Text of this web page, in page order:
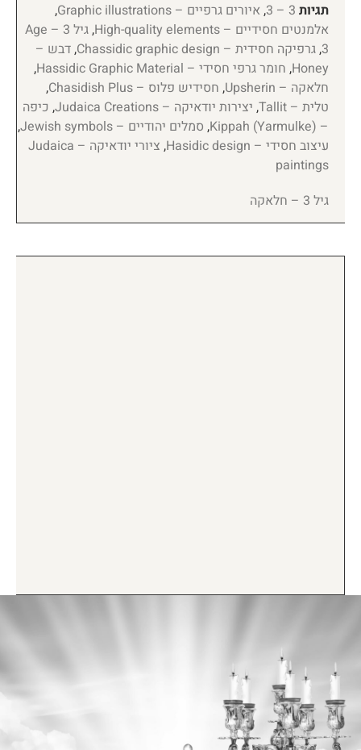
תגיות 3 – 3
, איורים גרפיים – Graphic illustrations
,
אלמנטים חסידיים – High-quality elements
,
גיל 3 – Age
3
,גרפיקה חסידית – Chassidic graphic design ,דבש –
Honey
, חומר גרפי חסידי – Hassidic Graphic Material
,
חלאקה – Upsherin
, חסידיש פלוס – Chasidish Plus
,
טלית – Tallit
, יצירות יודאיקה – Judaica Creations , כיפה
– Kippah (Yarmulke)
, סמלים יהודיים – Jewish symbols
,
עיצוב חסידי – Hasidic design
,
ציורי יודאיקה – Judaica
paintings
גיל 3 – חלאקה